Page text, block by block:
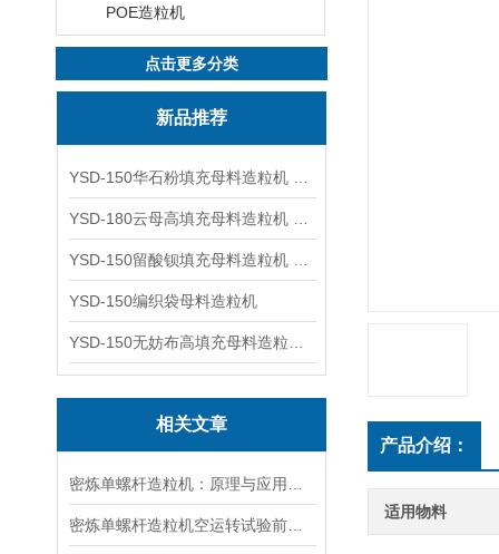
POE造粒机
点击更多分类
新品推荐
YSD-150编织袋母料造粒机
相关文章
产品介绍：
适用物料